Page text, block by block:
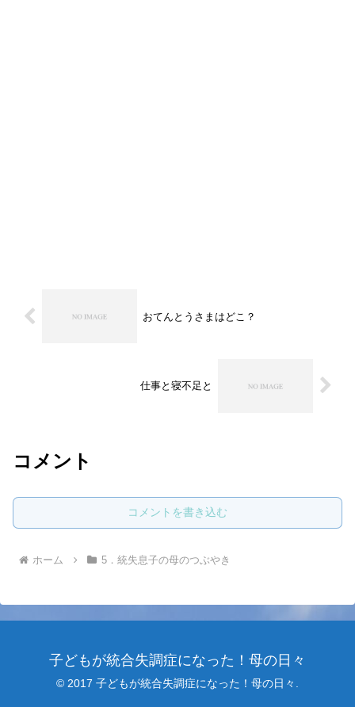
おてんとうさまはどこ？
仕事と寝不足と
コメント
コメントを書き込む
ホーム 5．統失息子の母のつぶやき
子どもが統合失調症になった！母の日々
© 2017 子どもが統合失調症になった！母の日々.